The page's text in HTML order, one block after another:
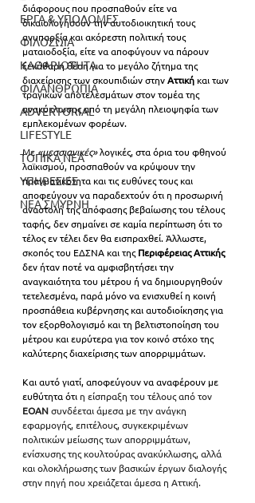
ΕΡΓΑ & ΥΠΟΔΟΜΕΣ
ΦΙΛΟΖΩΙΑ
ΚΑΘΑΡΙΟΤΗΤΑ
ΦΙΛΑΝΘΡΩΠΙΑ
ADVERTORIAL
LIFESTYLE
ΤΟΠΙΚΑ ΝΕΑ
ΥΠΗΡΕΣΙΕΣ
ΝΕΑ ΣΜΥΡΝΗ
διάφορους που προσπαθούν είτε να
δικαιολογήσουν την αυτοδιοικητική τους
ανυπαρξία και ακόρεστη πολιτική τους
ματαιοδοξία, είτε να αποφύγουν να πάρουν
ξεκάθαρη θέση για το μεγάλο ζήτημα της
διαχείρισης των σκουπιδιών στην Αττική και των
τραγικών αποτελεσμάτων στον τομέα της
ανακύκλωσης από τη μεγάλη πλειοψηφία των
εμπλεκομένων φορέων.
Με «μεσσιανικές» λογικές, στα όρια του φθηνού
λαϊκισμού, προσπαθούν να κρύψουν την
πραγματικότητα και τις ευθύνες τους και
αποφεύγουν να παραδεχτούν ότι η προσωρινή
αναστολή της απόφασης βεβαίωσης του τέλους
ταφής, δεν σημαίνει σε καμία περίπτωση ότι το
τέλος εν τέλει δεν θα εισπραχθεί. Άλλωστε,
σκοπός του ΕΔΣΝΑ και της Περιφέρειας Αττικής
δεν ήταν ποτέ να αμφισβητήσει την
αναγκαιότητα του μέτρου ή να δημιουργηθούν
τετελεσμένα, παρά μόνο να ενισχυθεί η κοινή
προσπάθεια κυβέρνησης και αυτοδιοίκησης για
τον εξορθολογισμό και τη βελτιστοποίηση του
μέτρου και ευρύτερα για τον κοινό στόχο της
καλύτερης διαχείρισης των απορριμμάτων.
Και αυτό γιατί, αποφεύγουν να αναφέρουν με
ευθύτητα ότι η είσπραξη του τέλους από τον
ΕΟΑΝ συνδέεται άμεσα με την ανάγκη
εφαρμογής, επιτέλους, συγκεκριμένων
πολιτικών μείωσης των απορριμμάτων,
ενίσχυσης της κουλτούρας ανακύκλωσης, αλλά
και ολοκλήρωσης των βασικών έργων διαλογής
στην πηγή που χρειάζεται άμεσα η Αττική.